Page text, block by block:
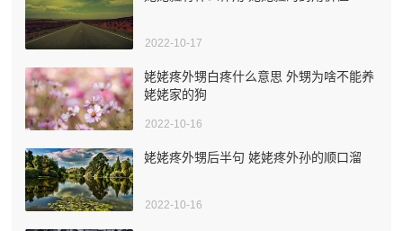
2022-10-17
姥姥疼外甥白疼什么意思 外甥为啥不能养
姥姥家的狗
2022-10-16
姥姥疼外甥后半句 姥姥疼外孙的顺口溜
2022-10-16